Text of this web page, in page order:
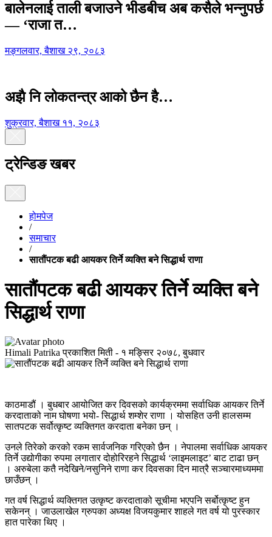
बालेनलाई ताली बजाउने भीडबीच अब कसैले भन्नुपर्छ
— ‘राजा त…
मङ्गलवार, बैशाख २९, २०८३
अझै नि लोकतन्त्र आको छैन है…
शुक्रवार, बैशाख ११, २०८३
ट्रेन्डिङ खबर
होमपेज
/
समाचार
/
सातौंपटक बढी आयकर तिर्ने व्यक्ति बने सिद्धार्थ राणा
सातौंपटक बढी आयकर तिर्ने व्यक्ति बने
सिद्धार्थ राणा
Himali Patrika प्रकाशित मिती - १ मङ्सिर २०७८, बुधवार
काठमाडौं । बुधबार आयोजित कर दिवसको कार्यक्रममा सर्वाधिक आयकर तिर्ने
करदाताको नाम घोषणा भयो- सिद्धार्थ शम्शेर राणा । योसहित उनी हालसम्म
सातपटक सर्वोत्कृष्ट व्यक्तिगत करदाता बनेका छन् ।
उनले तिरेको करको रकम सार्वजनिक गरिएको छैन । नेपालमा सर्वाधिक आयकर
तिर्ने उद्योगीका रुपमा लगातार दोहोरिरहने सिद्धार्थ ‘लाइमलाइट’ बाट टाढा छन्
। अरुबेला कतै नदेखिने/नसुनिने राणा कर दिवसका दिन मात्रै सञ्चारमाध्यममा
छाउँछन् ।
गत वर्ष सिद्धार्थ व्यक्तिगत उत्कृष्ट करदाताको सूचीमा भएपनि सर्बोत्कृष्ट हुन
सकेनन् । जाउलाखेल ग्रुपका अध्यक्ष विजयकुमार शाहले गत वर्ष यो पुरस्कार
हात पारेका थिए ।